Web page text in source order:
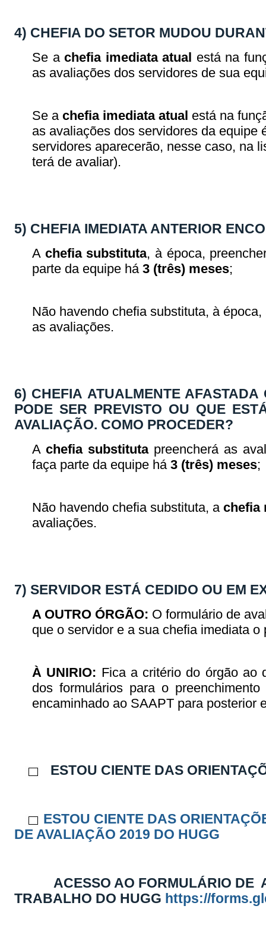
4) CHEFIA DO SETOR MUDOU
Se achefia imediata atual está na
as avaliações dos servidores de sua
Se achefia imediata atual está na
as avaliações dos servidores da equipe
servidores aparecerão, nesse caso, na
terá de avaliar).
5) CHEFIA IMEDIATA ANTERIOR
A chefia substituta, à época,
parte da equipe há3 (três) meses;
Não havendo chefia substituta, à
as avaliações.
6) CHEFIA ATUALMENTE
PODE SER PREVISTO OU QUE
AVALIAÇÃO. COMO PROCEDER?
A chefia substitutapreencherá as
faça parte da equipe há3 (três) meses;
Não havendo chefia substituta, achefia
avaliações.
7) SERVIDOR ESTÁ CEDIDO OU EM
A OUTRO ÓRGÃO: O formulário de
que o servidor e a sua chefia imediata
À UNIRIO: Fica a critério do órgão ao
dos formulários para o
encaminhado ao SAAPT para posterior
ESTOU CIENTE DAS
ESTOU CIENTE DAS
DE AVALIAÇÃO 2019 DO HUGG
ACESSO AO FORMULÁRIO DE
TRABALHO DO HUGG https://